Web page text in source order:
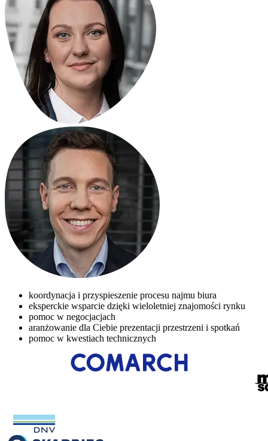
koordynacja i przyspieszenie procesu najmu biura
eksperckie wsparcie dzięki wieloletniej znajomości rynku
pomoc w negocjacjach
aranżowanie dla Ciebie prezentacji przestrzeni i spotkań
pomoc w kwestiach technicznych